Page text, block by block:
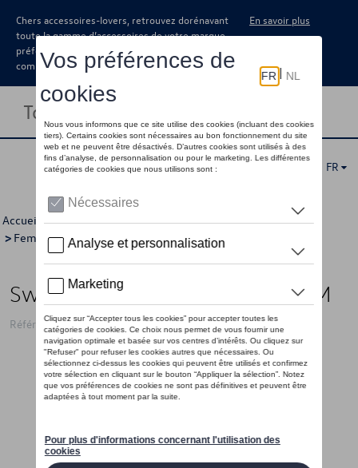
Chers accessoires-lovers, retrouvez dorénavant
toute la gamme d’accessoires de votre marque
préférée sous forme de catalogue à
commander auprès de votre concessionaire.
En savoir plus
Toggle navigation
FR
Accueil >Pour vous >ID Collection >Vêtements >Pulls
> Femmes > Détail
Sweat VW avec logo ID, blanc - M
Référence: 11A084141B 084